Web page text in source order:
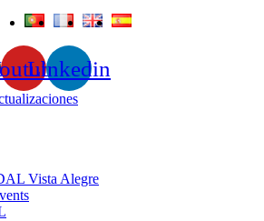
Linkedin
Vista Alegre